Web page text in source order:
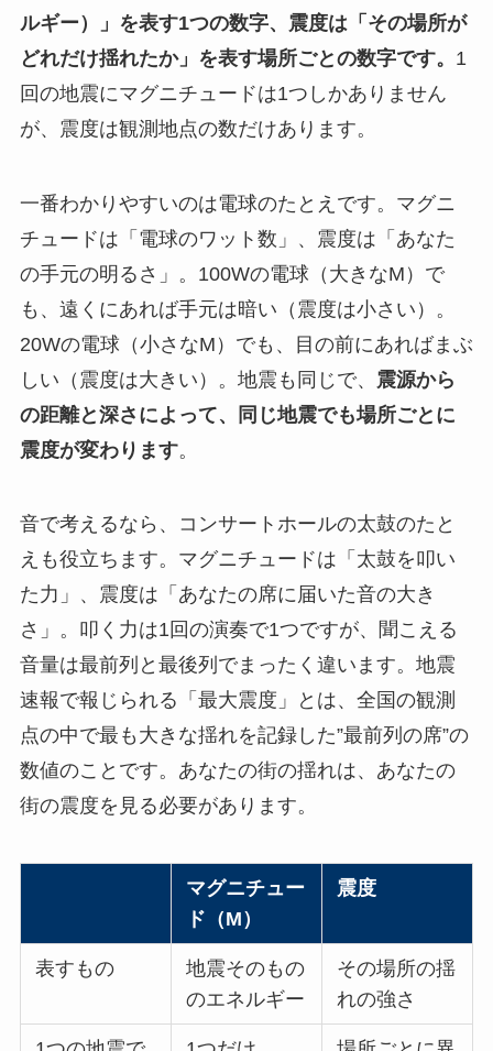
ルギー）」を表す1つの数字、震度は「その場所が
どれだけ揺れたか」を表す場所ごとの数字です。 1
回の地震にマグニチュードは1つしかありません
が、震度は観測地点の数だけあります。
一番わかりやすいのは電球のたとえです。マグニ
チュードは「電球のワット数」、震度は「あなた
の手元の明るさ」。100Wの電球（大きなM）で
も、遠くにあれば手元は暗い（震度は小さい）。
20Wの電球（小さなM）でも、目の前にあればまぶ
しい（震度は大きい）。地震も同じで、 震源から
の距離と深さによって、同じ地震でも場所ごとに
震度が変わります。
音で考えるなら、コンサートホールの太鼓のたと
えも役立ちます。マグニチュードは「太鼓を叩い
た力」、震度は「あなたの席に届いた音の大き
さ」。叩く力は1回の演奏で1つですが、聞こえる
音量は最前列と最後列でまったく違います。地震
速報で報じられる「最大震度」とは、全国の観測
点の中で最も大きな揺れを記録した”最前列の席”の
数値のことです。あなたの街の揺れは、あなたの
街の震度を見る必要があります。
マグニチュー
ド（M）
震度
表すもの
地震そのもの
のエネルギー
その場所の揺
れの強さ